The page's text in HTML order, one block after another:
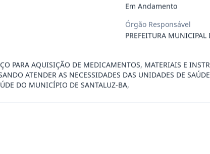
PÚBLICO PARA FINS DE CREDENCIAMENTO DE PESSOA JUR
PREÇOS PARA FUTURA E EVENTUAL CONTRATAÇÃO DE EMP
PREÇO PARA A CONTRATAÇÃO DE EMPRESA PARA LOCAÇÃO
Em Andamento
Órgão Responsável
PREFEITURA MUNICIPAL
PARA AQUISIÇÃO DE MEDICAMENTOS, MATERIAIS E
ATENDER AS NECESSIDADES DAS UNIDADES DE
DO MUNICÍPIO DE SANTALUZ-BA,